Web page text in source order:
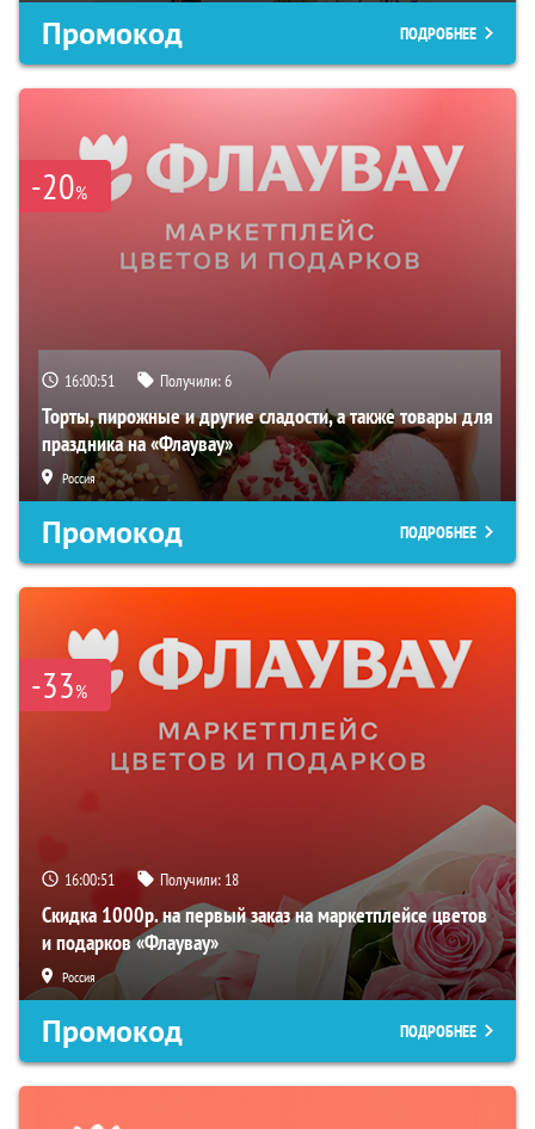
Промокод ПОДРОБНЕЕ
-20%
16:00:50 Получили:6
Торты, пирожные и другие сладости, а также товары для
праздника на «Флаувау»
Россия
Промокод ПОДРОБНЕЕ
-33%
16:00:50 Получили: 18
Скидка 1000р. на первый заказ на маркетплейсе цветов
и подарков «Флаувау»
Россия
Промокод ПОДРОБНЕЕ